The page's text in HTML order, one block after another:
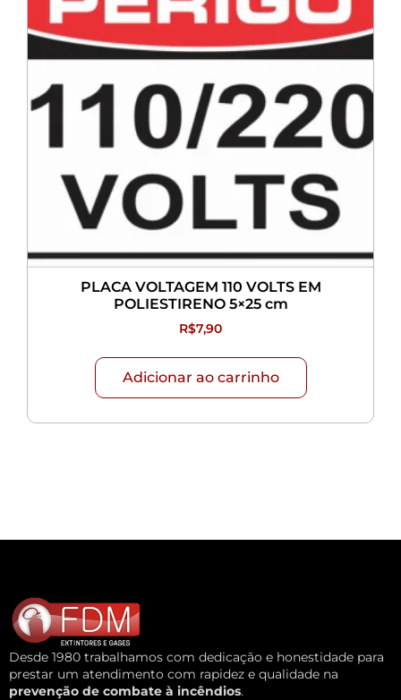
PLACA VOLTAGEM 110 VOLTS EM
POLIESTIRENO 5×25 cm
R$7,90
Adicionar ao carrinho
Desde 1980 trabalhamos com dedicação e honestidade para
prestar um atendimento com rapidez e qualidade na
prevenção de combate à incêndios.